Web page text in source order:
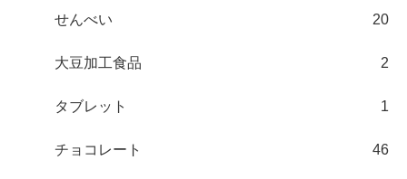
せんべい 20
大豆加工食品 2
タブレット 1
チョコレート 46